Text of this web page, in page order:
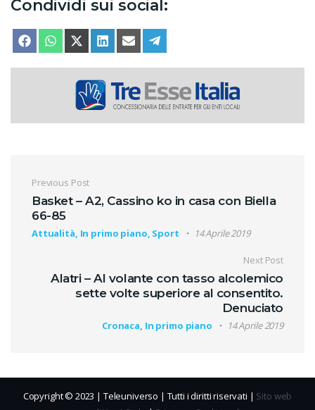
Condividi sui social:
SHARE ON
FACEBOOKSHARE ON
WHATSAPPSHARE ON
X (TWITTER)
SHARE ON
LINKEDINSHARE ON
EMAIL
Navigazione articoli
Previous Post
Basket – A2, Cassino ko in casa con Biella
66-85
Attualità, In primo piano, Sport 14 Aprile 2019
Next Post
Alatri – Al volante con tasso alcolemico
sette volte superiore al consentito.
Denuciato
Cronaca, In primo piano 14 Aprile 2019
Copyright © 2023 | Teleuniverso | Tutti i diritti riservati | Sito web